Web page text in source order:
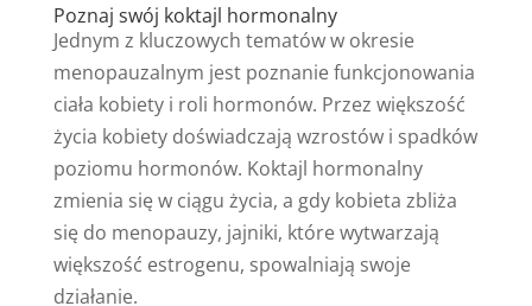
Poznaj swój koktajl hormonalny
Jednym z kluczowych tematów w okresie
menopauzalnym jest poznanie funkcjonowania
ciała kobiety i roli hormonów. Przez większość
życia kobiety doświadczają wzrostów i spadków
poziomu hormonów. Koktajl hormonalny
zmienia się w ciągu życia, a gdy kobieta zbliża
się do menopauzy, jajniki, które wytwarzają
większość estrogenu, spowalniają swoje
działanie.